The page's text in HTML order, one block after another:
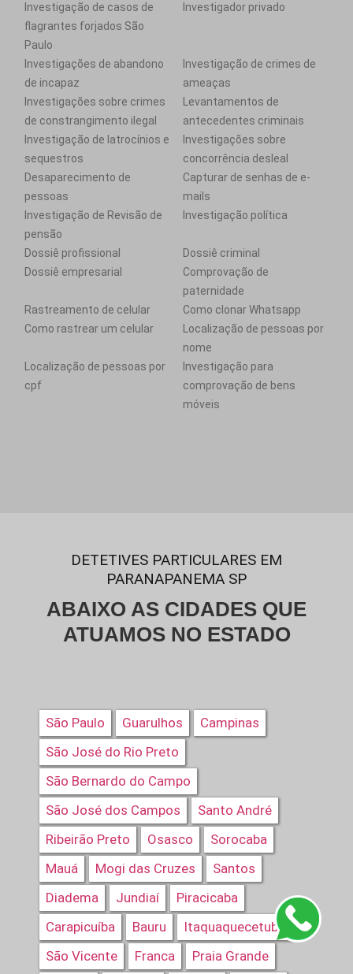
Investigação de casos de
flagrantes forjados São
Paulo
Investigador privado
Investigações de abandono
de incapaz
Investigação de crimes de
ameaças
Investigações sobre crimes
de constrangimento ilegal
Levantamentos de
antecedentes criminais
Investigação de latrocínios e
sequestros
Investigações sobre
concorrência desleal
Desaparecimento de
pessoas
Capturar de senhas de e-
mails
Investigação de Revisão de
pensão
Investigação política
Dossiê profissional
Dossiê criminal
Dossiê empresarial
Comprovação de
paternidade
Rastreamento de celular
Como clonar Whatsapp
Como rastrear um celular
Localização de pessoas por
nome
Localização de pessoas por
cpf
Investigação para
comprovação de bens
móveis
DETETIVES PARTICULARES EM
PARANAPANEMA SP
ABAIXO AS CIDADES QUE
ATUAMOS NO ESTADO
São Paulo Guarulhos
Campinas
São José do Rio Preto
São Bernardo do Campo
São José dos Campos
Santo André
Ribeirão Preto
Osasco
Sorocaba
Mauá
Mogi das Cruzes
Santos
Diadema
Jundiaí
Piracicaba
Carapicuíba
Bauru
Itaquaquecetuba
São Vicente
Franca Praia Grande